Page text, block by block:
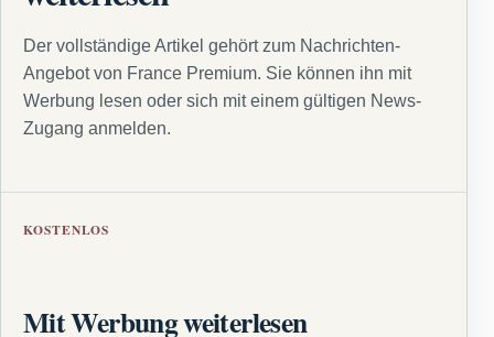
Der vollständige Artikel gehört zum Nachrichten-
Angebot von France Premium. Sie können ihn mit
Werbung lesen oder sich mit einem gültigen News-
Zugang anmelden.
KOSTENLOS
Mit Werbung weiterlesen